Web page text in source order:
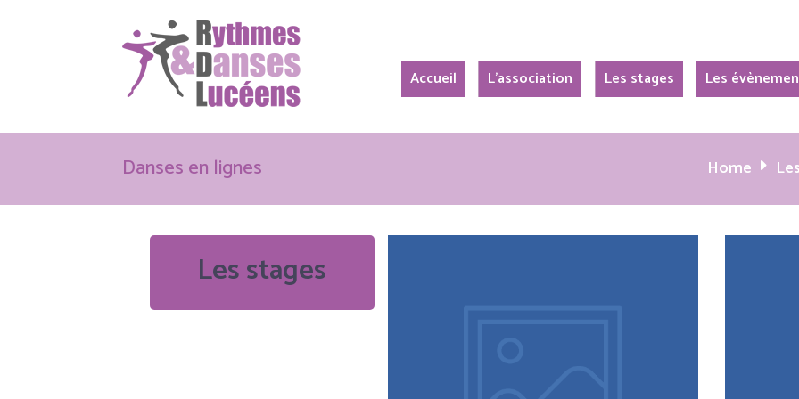
Accueil L’association Les stages Les
Danses en lignes Home
Les stages